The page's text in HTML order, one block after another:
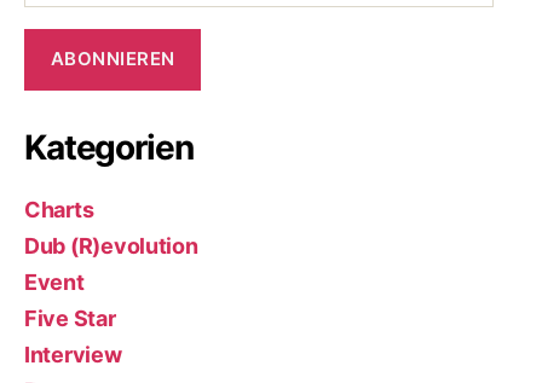
Adresse
ABONNIEREN
Kategorien
Charts
Dub (R)evolution
Event
Five Star
Interview